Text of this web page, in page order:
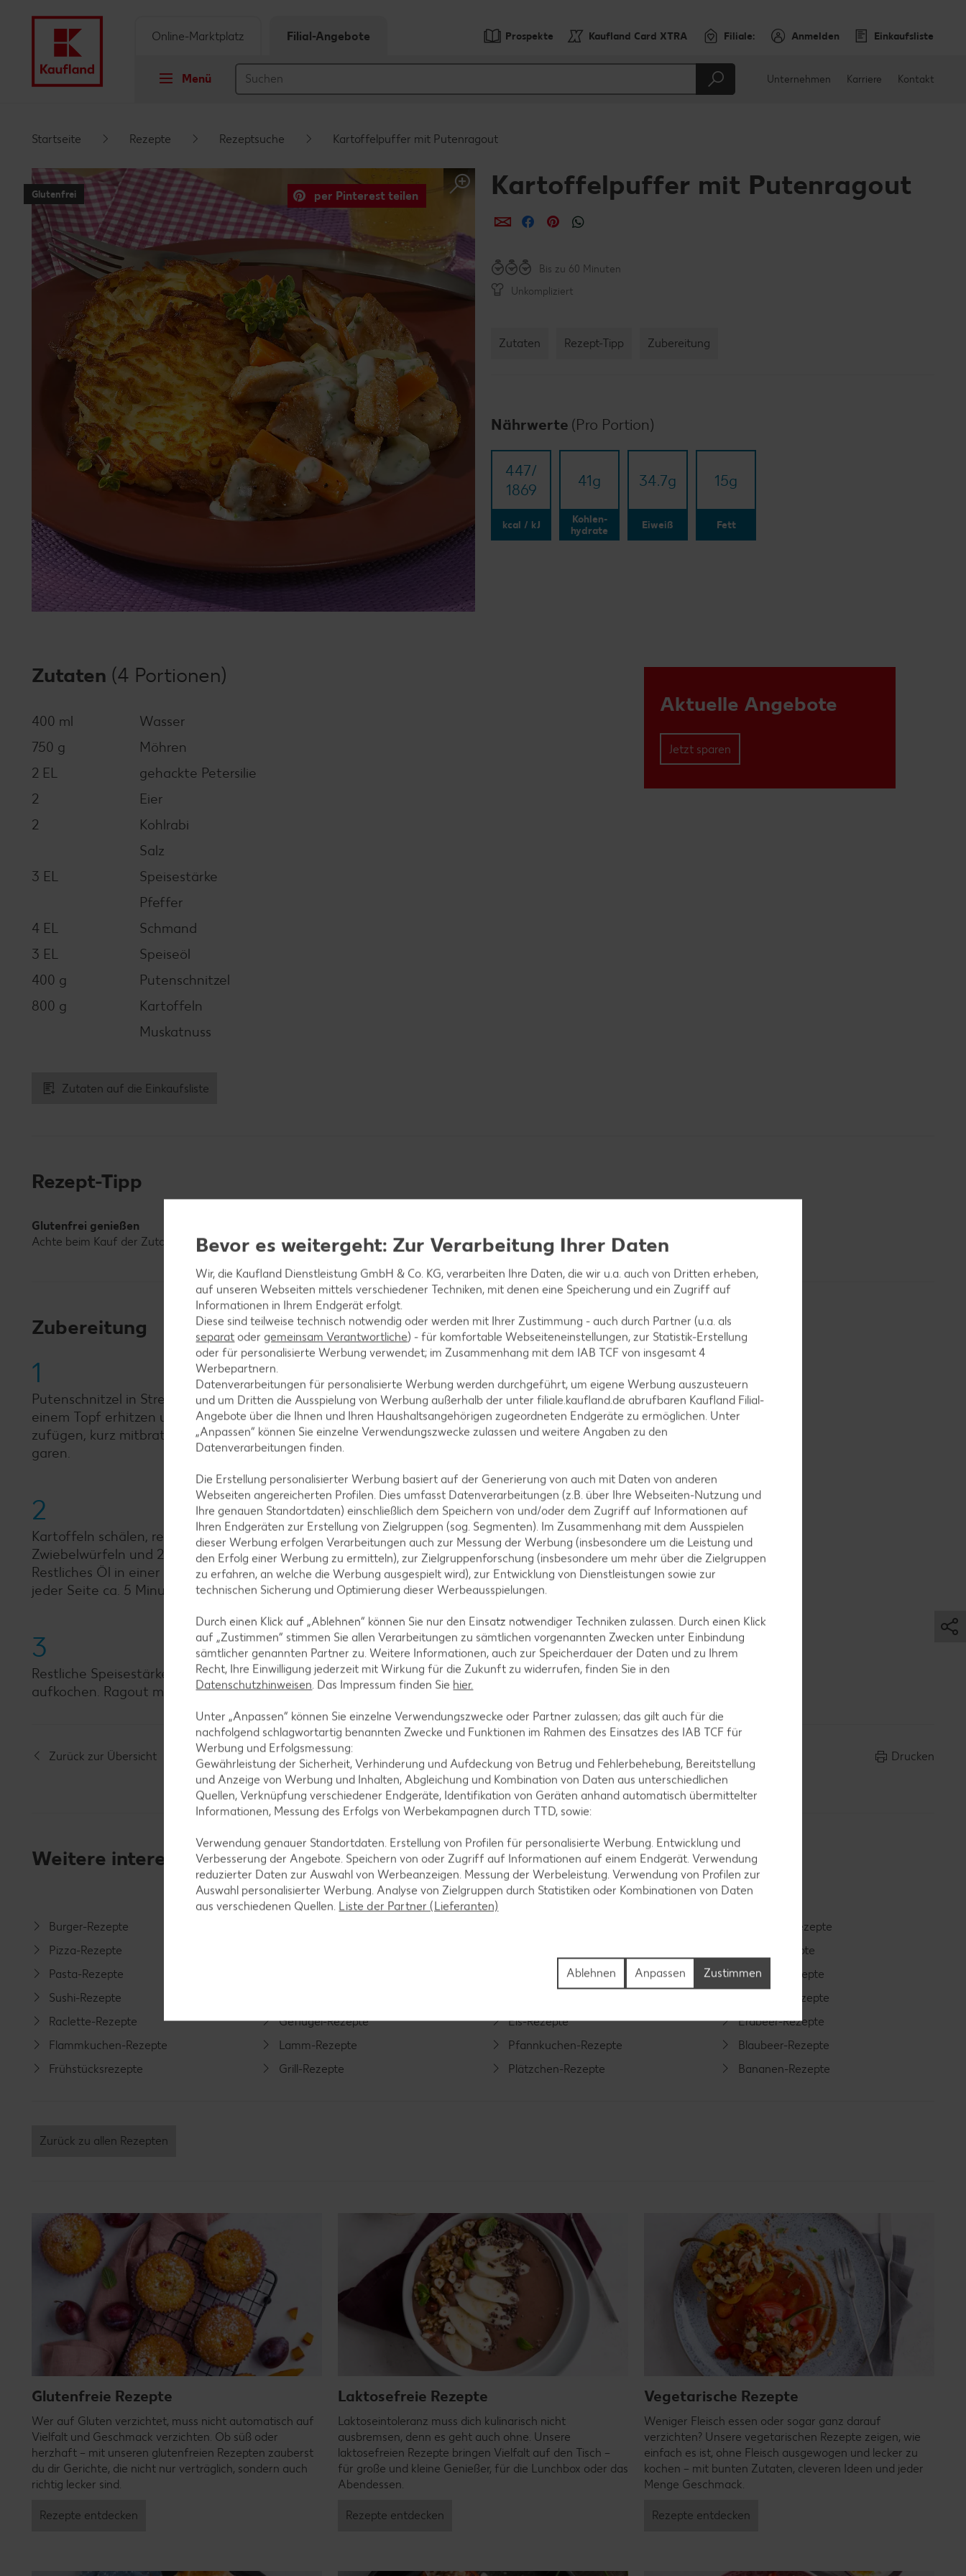
Footer
Schwebender Seitenbereich
Prospekte Kaufland Card XTRA Filiale: Anmelden Einkaufsliste
Menü
Online-Marktplatz Filial-Angebote
Unternehmen Karriere Kontakt
Startseite Rezepte Rezeptsuche Kartoffelpuffer mit Putenragout
Glutenfrei per Pinterest teilen Kartoffelpuffer mit Putenragout
per E-Mail teilen
per Facebook teilen
per Pinterest teilen
Bis zu 60 Minuten
Unkompliziert
Zutaten Rezept-Tipp Zubereitung
Nährwerte (Pro Portion)
447/​
1869
kcal / kJ
41g
Kohlen-
hydrate
34.7g
Eiweiß
15g
Fett
Aktuelle Angebote
Jetzt sparen
Zutaten (4 Portionen)
400 ml
Wasser
750 g
Möhren
2 EL
gehackte Petersilie
2
Eier
2
Kohlrabi
Salz
3 EL
Speisestärke
Pfeffer
4 EL
Schmand
3 EL
Speiseöl
400 g
Putenschnitzel
800 g
Kartoffeln
Muskatnuss
Zutaten auf die Einkaufsliste
Rezept-Tipp
Glutenfrei genießen
Achte beim Kauf der Zutaten darauf, glutenfreie Produkte auszuwählen.
Zubereitung
1
Putenschnitzel in Streifen schneiden. Möhren und Kohlrabi schälen und in Stifte schneiden. 1 Esslöffel Öl in
einem Topf erhitzen und Putenschnitzelstreifen darin ca. 2 Minuten anbraten. Möhren- und Kohlrabistifte
zufügen, kurz mitbraten und mit Salz und Pfeffer würzen. Mit Wasser ablöschen und ca. 10–12 Minuten
garen.
2
Kartoffeln schälen, reiben und gut ausdrücken. Zwiebel fein würfeln. Eier verquirlen und mit Kartoffelraspeln,
Zwiebelwürfeln und 2 Esslöffeln Speisestärke mischen. Masse mit Salz, Pfeffer und Muskatnuss würzen.
Restliches Öl in einer Pfanne erhitzen und aus der Kartoffelmasse 8 Kartoffelpuffer abbacken, dabei von
jeder Seite ca. 5 Minuten braten.
3
Restliche Speisestärke mit Schmand und Petersilie verrühren. Unter das Putenragout mischen und kurz
aufkochen. Ragout mit Kartoffelpuffern und nach Wunsch mit frischen Kräutern garniert servieren.
Zurück zur Übersicht Drucken
Weitere interessante Rezeptkategorien
Burger-Rezepte
Pizza-Rezepte
Pasta-Rezepte
Sushi-Rezepte
Raclette-Rezepte
Flammkuchen-Rezepte
Frühstücksrezepte
Geflügel-Rezepte
Lamm-Rezepte
Grill-Rezepte
Schokokuchen-Rezepte
Eis-Rezepte
Pfannkuchen-Rezepte
Plätzchen-Rezepte
Smoothie-Rezepte
Bowle-Rezepte
Cocktail-Rezepte
Avocado-Rezepte
Erdbeer-Rezepte
Blaubeer-Rezepte
Bananen-Rezepte
Zurück zu allen Rezepten
Glutenfreie Rezepte
Wer auf Gluten verzichtet, muss nicht automatisch auf
Vielfalt und Geschmack verzichten. Ob süß oder
herzhaft – mit unseren glutenfreien Rezepten zauberst
du dir Gerichte, die nicht nur verträglich, sondern auch
richtig lecker sind.
Rezepte entdecken
Laktosefreie Rezepte
Laktoseintoleranz muss dich kulinarisch nicht
ausbremsen, denn es geht auch ohne. Unsere
laktosefreien Rezepte bringen Vielfalt auf den Tisch –
für große und kleine Genießer, für die Lunchbox oder das
Abendessen.
Rezepte entdecken
Vegetarische Rezepte
Weniger Fleisch essen oder sogar ganz darauf
verzichten? Unsere vegetarischen Rezepte zeigen, wie
einfach es ist, ohne Fleisch ausgewogen und lecker zu
kochen – mit bunten Zutaten, cleveren Ideen und jeder
Menge Geschmack.
Rezepte entdecken
Bevor es weitergeht: Zur Verarbeitung Ihrer Daten
Wir, die Kaufland Dienstleistung GmbH & Co. KG, verarbeiten Ihre Daten, die wir u.a. auch von Dritten erheben,
auf unseren Webseiten mittels verschiedener Techniken, mit denen eine Speicherung und ein Zugriff auf
Informationen in Ihrem Endgerät erfolgt.
Diese sind teilweise technisch notwendig oder werden mit Ihrer Zustimmung - auch durch Partner (u.a. als
separat oder gemeinsam Verantwortliche) - für komfortable Webseiteneinstellungen, zur Statistik-Erstellung
oder für personalisierte Werbung verwendet; im Zusammenhang mit dem IAB TCF von insgesamt4
Werbepartnern.
Datenverarbeitungen für personalisierte Werbung werden durchgeführt, um eigene Werbung auszusteuern
und um Dritten die Ausspielung von Werbung außerhalb der unter filiale.kaufland.de abrufbaren Kaufland Filial-
Angebote über die Ihnen und Ihren Haushaltsangehörigen zugeordneten Endgeräte zu ermöglichen. Unter
„Anpassen“ können Sie einzelne Verwendungszwecke zulassen und weitere Angaben zu den
Datenverarbeitungen finden.
Die Erstellung personalisierter Werbung basiert auf der Generierung von auch mit Daten von anderen
Webseiten angereicherten Profilen. Dies umfasst Datenverarbeitungen (z.B. über Ihre Webseiten-Nutzung und
Ihre genauen Standortdaten) einschließlich dem Speichern von und/oder dem Zugriff auf Informationen auf
Ihren Endgeräten zur Erstellung von Zielgruppen (sog. Segmenten). Im Zusammenhang mit dem Ausspielen
dieser Werbung erfolgen Verarbeitungen auch zur Messung der Werbung (insbesondere um die Leistung und
den Erfolg einer Werbung zu ermitteln), zur Zielgruppenforschung (insbesondere um mehr über die Zielgruppen
zu erfahren, an welche die Werbung ausgespielt wird), zur Entwicklung von Dienstleistungen sowie zur
technischen Sicherung und Optimierung dieser Werbeausspielungen.
Durch einen Klick auf „Ablehnen“ können Sie nur den Einsatz notwendiger Techniken zulassen. Durch einen Klick
auf „Zustimmen“ stimmen Sie allen Verarbeitungen zu sämtlichen vorgenannten Zwecken unter Einbindung
sämtlicher genannten Partner zu. Weitere Informationen, auch zur Speicherdauer der Daten und zu Ihrem
Recht, Ihre Einwilligung jederzeit mit Wirkung für die Zukunft zu widerrufen, finden Sie in den
Datenschutzhinweisen. Das Impressum finden Sie hier.
Unter „Anpassen“ können Sie einzelne Verwendungszwecke oder Partner zulassen; das gilt auch für die
nachfolgend schlagwortartig benannten Zwecke und Funktionen im Rahmen des Einsatzes des IAB TCF für
Werbung und Erfolgsmessung:
Gewährleistung der Sicherheit, Verhinderung und Aufdeckung von Betrug und Fehlerbehebung, Bereitstellung
und Anzeige von Werbung und Inhalten, Abgleichung und Kombination von Daten aus unterschiedlichen
Quellen, Verknüpfung verschiedener Endgeräte, Identifikation von Geräten anhand automatisch übermittelter
Informationen, Messung des Erfolgs von Werbekampagnen durch TTD, sowie:
Verwendung genauer Standortdaten. Erstellung von Profilen für personalisierte Werbung. Entwicklung und
Verbesserung der Angebote. Speichern von oder Zugriff auf Informationen auf einem Endgerät. Verwendung
reduzierter Daten zur Auswahl von Werbeanzeigen. Messung der Werbeleistung. Verwendung von Profilen zur
Auswahl personalisierter Werbung. Analyse von Zielgruppen durch Statistiken oder Kombinationen von Daten
aus verschiedenen Quellen. Liste der Partner (Lieferanten)
Zustimmen
Anpassen
Ablehnen